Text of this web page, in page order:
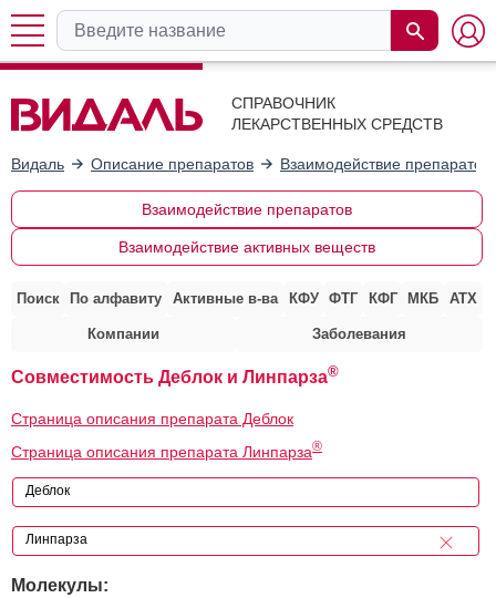
СПРАВОЧНИК
ЛЕКАРСТВЕННЫХ СРЕДСТВ
Видаль Описание препаратов Взаимодействие препаратов
Взаимодействие препаратов
Взаимодействие активных веществ
Поиск По алфавиту Активные в-ва КФУ ФТГ КФГ МКБ АТХ
Компании Заболевания
Совместимость Деблок и Линпарза®
Страница описания препарата Деблок
Страница описания препарата Линпарза®
Молекулы: